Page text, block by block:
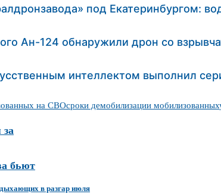
под Екатеринбургом:
Ан-124 обнаружили дрон со
интеллектом выполнил
на СВОсроки демобилизации мобилизованных
бьют
в разгар июля